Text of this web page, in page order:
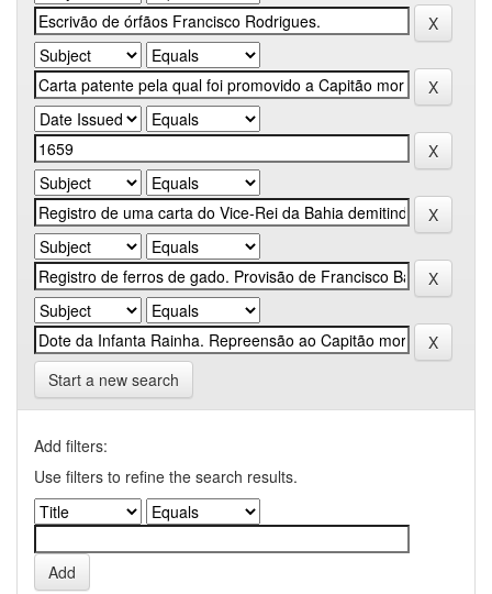
Start a new search
Add filters:
Use filters to refine the search results.